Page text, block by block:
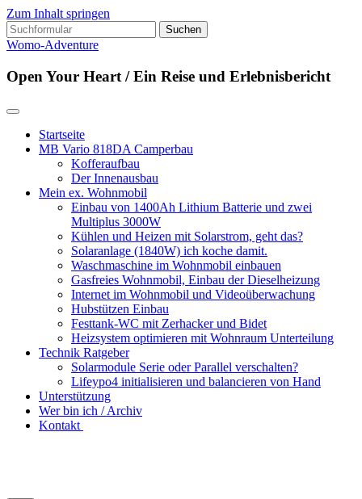
Zum Inhalt springen
Suchen
nach:
Womo-Adventure
Open Your Heart / Ein Reise und Erlebnisbericht
Startseite
MB Vario 818DA Camperbau
Kofferaufbau
Der Innenausbau
Mein ex. Wohnmobil
Einbau von 1400Ah Lithium Batterie und zwei
Multiplus 3000W
Kühlen und Heizen mit Solarstrom, geht das?
Solaranlage (1840W) ich koche damit.
Waschmaschine im Wohnmobil einbauen
Gasfreies Wohnmobil, Einbau der Dieselheizung
Internet im Wohnmobil und Videoüberwachung
Hubstützen Einbau
Festtank-WC mit Zerhacker und Bidet
Heizsystem optimieren mit Wohnraum Unterteilung
Technik Ratgeber
Solarmodule Serie oder Parallel verschalten?
Lifeypo4 initialisieren und balancieren von Hand
Unterstützung
Wer bin ich / Archiv
Kontakt